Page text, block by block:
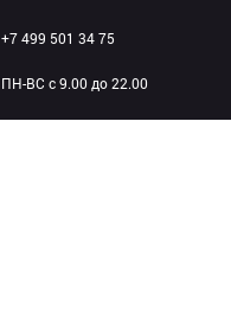
+7 499 501 34 75
ПН-ВC c 9.00 до 22.00